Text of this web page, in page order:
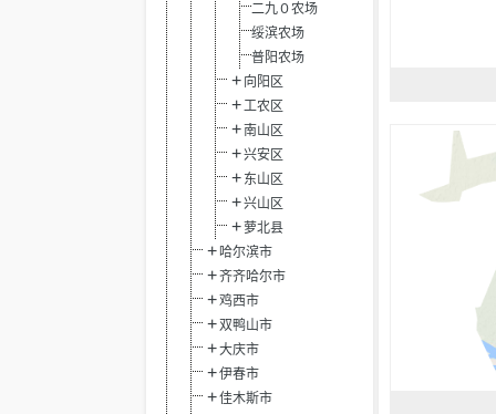
二九０农场
绥滨农场
普阳农场
向阳区
工农区
南山区
兴安区
东山区
兴山区
萝北县
哈尔滨市
齐齐哈尔市
鸡西市
双鸭山市
大庆市
伊春市
佳木斯市